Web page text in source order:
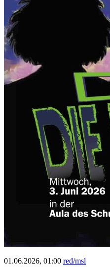
01.06.2026, 01:00 red/msl